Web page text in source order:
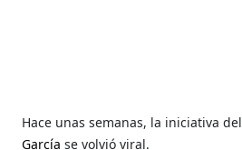
Hace unas semanas, la iniciativa
Garcíase volvió viral.